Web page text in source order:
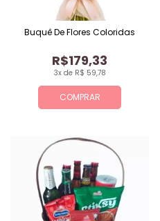
COMPRAR
3x de R$ 59,78
R$179,33
Buquê De Flores Coloridas